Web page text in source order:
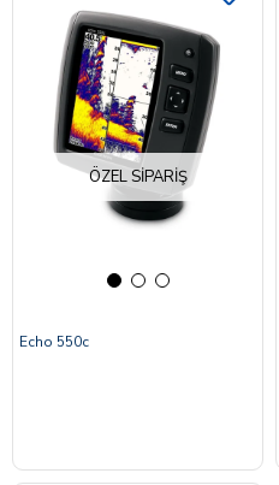
ÖZEL SIPARIŞ
Echo 550c